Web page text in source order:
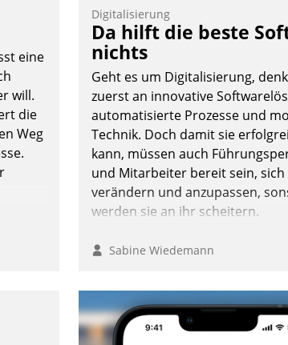
zu
eine
will.
die
Weg
Digitalisierung
Da hilft die beste
nichts
Geht es um Digitalisierung,
zuerst an innovative
automatisierte Prozesse und
Technik. Doch damit sie
kann, müssen auch
und Mitarbeiter bereit sein, sich
verändern und anzupassen,
werden sie an ihr scheitern.
Sabine Wiedemann